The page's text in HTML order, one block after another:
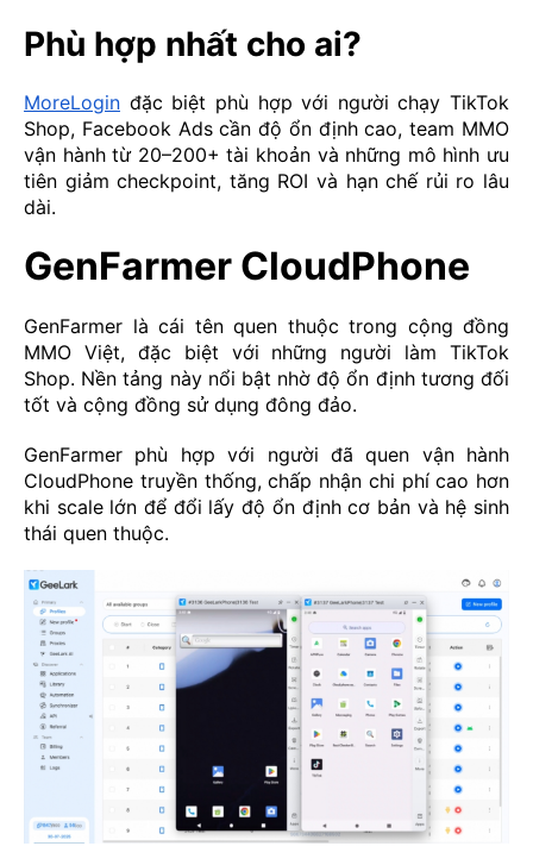
Phù hợp nhất cho ai?
MoreLogin đặc biệt phù hợp với người chạy TikTok
Shop, Facebook Ads cần độ ổn định cao, team MMO
vận hành từ 20–200+ tài khoản và những mô hình ưu
tiên giảm checkpoint, tăng ROI và hạn chế rủi ro lâu
dài.
GenFarmer CloudPhone
GenFarmer là cái tên quen thuộc trong cộng đồng
MMO Việt, đặc biệt với những người làm TikTok
Shop. Nền tảng này nổi bật nhờ độ ổn định tương đối
tốt và cộng đồng sử dụng đông đảo.
GenFarmer phù hợp với người đã quen vận hành
CloudPhone truyền thống, chấp nhận chi phí cao hơn
khi scale lớn để đổi lấy độ ổn định cơ bản và hệ sinh
thái quen thuộc.